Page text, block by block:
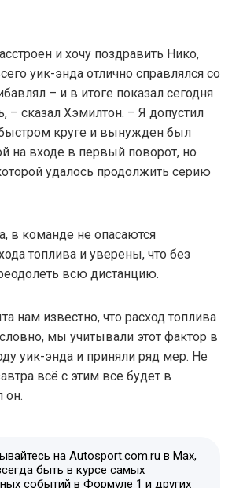
и хочу поздравить Нико,
уик-энда отлично справлялся со
– и в итоге показал сегодня
– сказал Хэмилтон. – Я допустил
круге и вынужден был
на входе в первый поворот, но
удалось продолжить серию
в команде не опасаются
топлива и уверены, что без
всю дистанцию.
нам известно, что расход топлива
мы учитывали этот фактор в
уик-энда и приняли ряд мер. Не
всё с этим все будет в
он.
на Autosport.com.ru в Max,
быть в курсе самых
событий в Формуле 1 и других